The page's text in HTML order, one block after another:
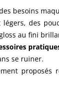
besoins
des
au fini
se ruiner.
proposés